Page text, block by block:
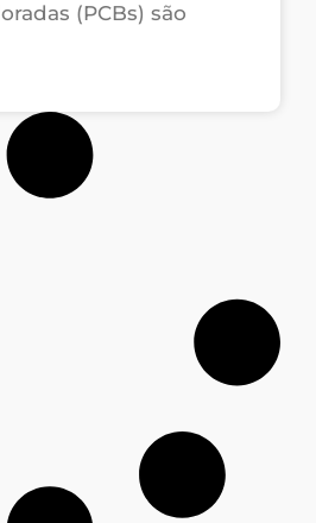
(PCBs) são